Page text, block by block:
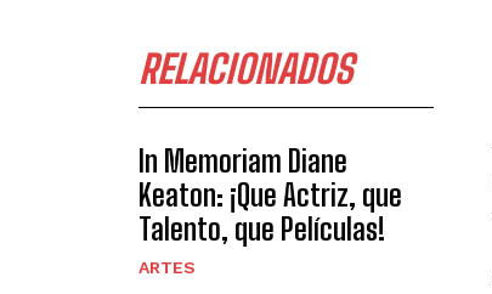
RELACIONADOS
In Memoriam Diane
Keaton: ¡Que Actriz, que
Talento, que Películas!
ARTES